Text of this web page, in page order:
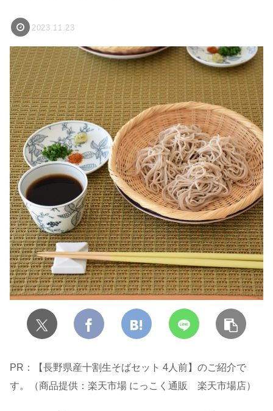
2023.11.23
PR：【長野県産十割生そばセット 4人前】のご紹介で
す。（商品提供：楽天市場 にっこく通販 楽天市場店）